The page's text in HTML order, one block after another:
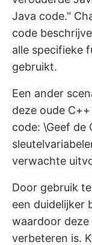
Java code."
code
alle specifieke
gebruikt.
Een ander
deze oude
code: \Geef de
verwachte
Door gebruik
een duidelijker
waardoor
verbeteren is.